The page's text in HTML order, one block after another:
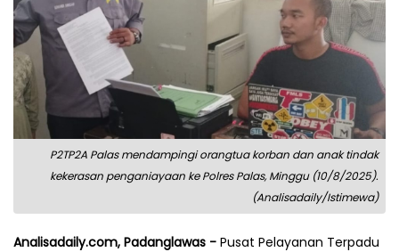
P2TP2A Palas mendampingi orangtua korban dan anak tindak
kekerasan penganiayaan ke Polres Palas, Minggu (10/8/2025).
(Analisadaily/Istimewa)
Analisadaily.com, Padanglawas - Pusat Pelayanan Terpadu